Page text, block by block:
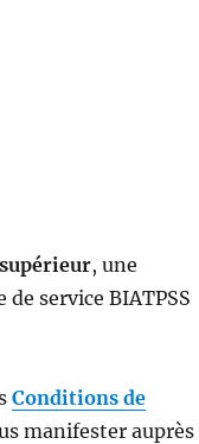
, une
service BIATPSS
Conditions de
manifester auprès